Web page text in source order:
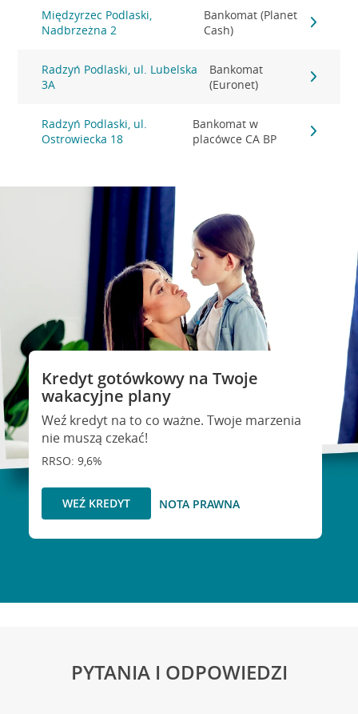
Międzyrzec Podlaski,
Nadbrzeżna 2
Bankomat (Planet
Cash)
Radzyń Podlaski, ul. Lubelska
3A
Bankomat
(Euronet)
Radzyń Podlaski, ul.
Ostrowiecka 18
Bankomat w
placówce CA BP
Kredyt gotówkowy na Twoje
wakacyjne plany
Weź kredyt na to co ważne. Twoje marzenia
nie muszą czekać!
RRSO: 9,6%
WEŹ KREDYT NOTA PRAWNA
PYTANIA I ODPOWIEDZI